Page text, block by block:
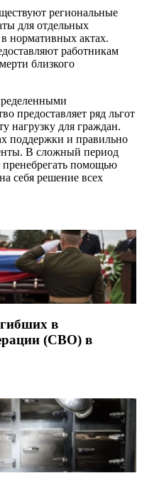
региональные
для отдельных
нормативных актах.
работникам
близкого
предоставляет ряд льгот
нагрузку для граждан.
поддержки и правильно
В сложный период
пренебрегать помощью
себя решение всех
военной
в
(СВО) в